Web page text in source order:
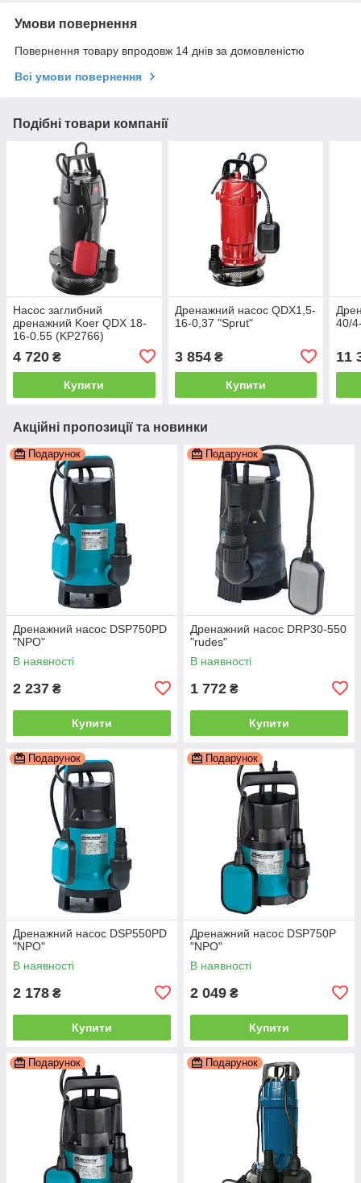
Умови повернення
Повернення товару впродовж 14 днів за домовленістю
Всі умови повернення
Подібні товари компанії
Насос заглибний
дренажний Koer QDX 18-
16-0.55 (KP2766)
4 720 ₴
Купити
Дренажний насос QDX1,5-
16-0,37 "Sprut"
3 854₴
Купити
40/
11
Акційні пропозиції та новинки
Подарунок
Дренажний насос DSP750PD
"NPO"
В наявності
2 237 ₴
Купити
Подарунок
Дренажний насос DRP30-550
"rudes"
В наявності
1 772 ₴
Купити
Подарунок
Дренажний насос DSP550PD
"NPO"
В наявності
2 178 ₴
Купити
Подарунок
Дренажний насос DSP750P
"NPO"
В наявності
2 049 ₴
Купити
Подарунок Подарунок